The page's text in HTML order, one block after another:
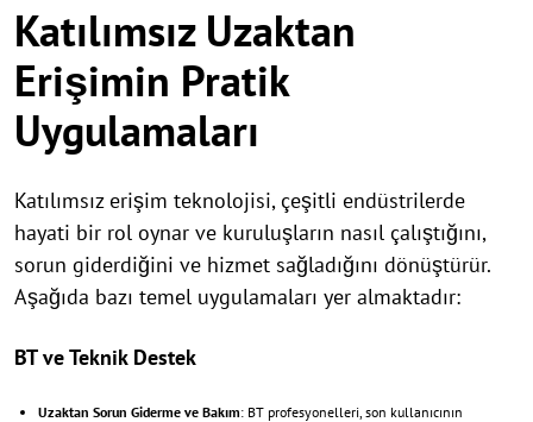
Katılımsız Uzaktan
Erişimin Pratik
Uygulamaları
Katılımsız erişim teknolojisi, çeşitli endüstrilerde
hayati bir rol oynar ve kuruluşların nasıl çalıştığını,
sorun giderdiğini ve hizmet sağladığını dönüştürür.
Aşağıda bazı temel uygulamaları yer almaktadır:
BT ve Teknik Destek
Uzaktan Sorun Giderme ve Bakım: BT profesyonelleri, son kullanıcının